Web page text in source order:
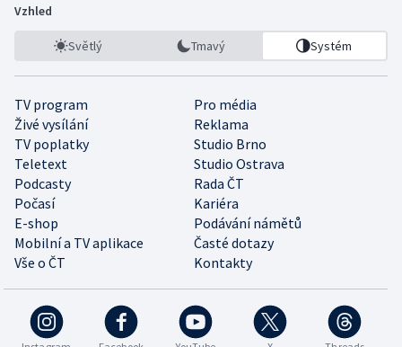
Vzhled
Světlý Tmavý Systém
TV program
Pro média
Živé vysílání
Reklama
TV poplatky
Studio Brno
Teletext
Studio Ostrava
Podcasty
Rada ČT
Počasí
Kariéra
E-shop
Podávání námětů
Mobilní a TV aplikace
Časté dotazy
Vše o ČT
Kontakty